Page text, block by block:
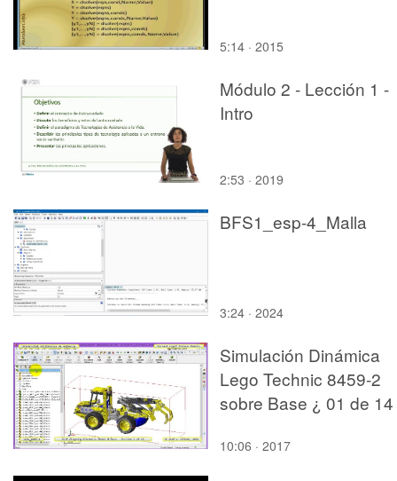
5:14 · 2015
Módulo 2 - Lección 1 -
Intro
2:53 · 2019
BFS1_esp-4_Malla
3:24 · 2024
Simulación Dinámica
Lego Technic 8459-2
sobre Base ¿ 01 de 14
10:06 · 2017